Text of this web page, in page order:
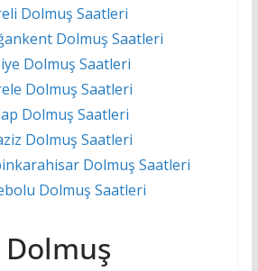
Dolmuş Saatleri
Dolmuş Saatleri
Dolmuş Saatleri
Dolmuş Saatleri
Dolmuş Saatleri
Dolmuş Saatleri
Dolmuş Saatleri
Dolmuş Saatleri